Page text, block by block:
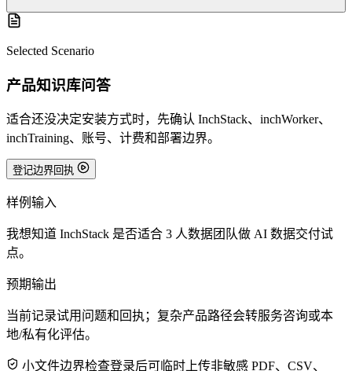
Selected Scenario
产品知识库问答
适合还没决定安装方式时，先确认 InchStack、inchWorker、
inchTraining、账号、计费和部署边界。
登记边界回执
样例输入
我想知道 InchStack 是否适合 3 人数据团队做 AI 数据交付试
点。
预期输出
当前记录试用问题和回执；复杂产品路径会转服务咨询或本
地/私有化评估。
小文件边界检查登录后可临时上传非敏感 PDF、CSV、